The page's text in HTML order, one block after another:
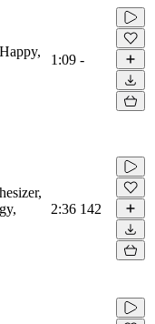
1:09 -
2:36 142